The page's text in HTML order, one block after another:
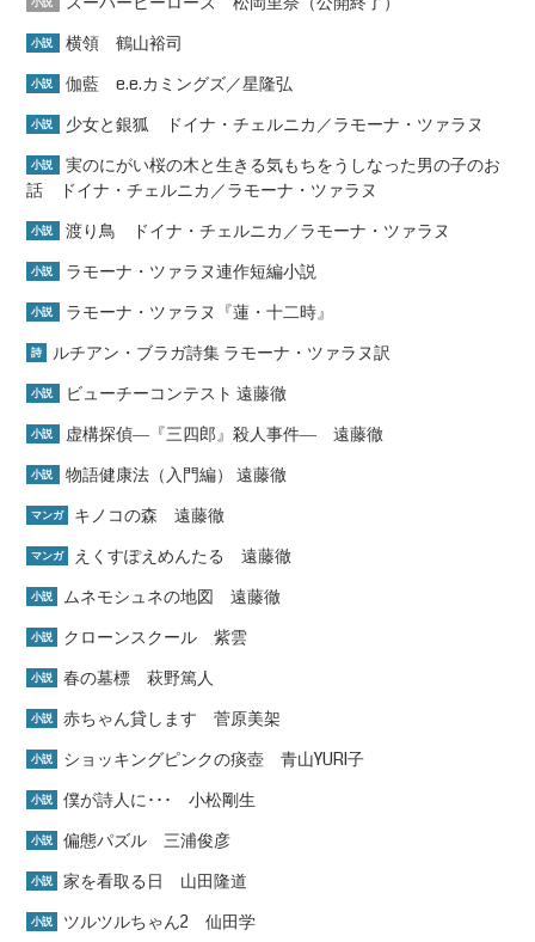
小説 横領 鶴山裕司
小説 伽藍 e.e.カミングズ／星隆弘
小説 少女と銀狐 ドイナ・チェルニカ／ラモーナ・ツァラヌ
小説
実のにがい桜の木と生きる気もちをうしなった男の子のお
話 ドイナ・チェルニカ／ラモーナ・ツァラヌ
小説 渡り鳥 ドイナ・チェルニカ／ラモーナ・ツァラヌ
小説 ラモーナ・ツァラヌ連作短編小説
小説 ラモーナ・ツァラヌ『蓮・十二時』
詩 ルチアン・ブラガ詩集 ラモーナ・ツァラヌ訳
小説 ビューチーコンテスト 遠藤徹
小説 虚構探偵―『三四郎』殺人事件― 遠藤徹
小説 物語健康法（入門編） 遠藤徹
マンガ キノコの森 遠藤徹
マンガ えくすぽえめんたる 遠藤徹
小説 ムネモシュネの地図 遠藤徹
小説 クローンスクール 紫雲
小説 春の墓標 萩野篤人
小説 赤ちゃん貸します 菅原美架
小説 ショッキングピンクの痰壺 青山YURI子
小説 僕が詩人に･･･ 小松剛生
小説 偏態パズル 三浦俊彦
小説 家を看取る日 山田隆道
小説 ツルツルちゃん2 仙田学